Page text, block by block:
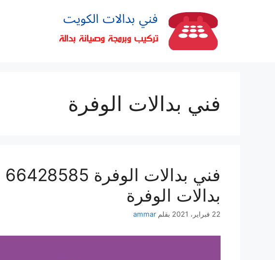
فني بدالات الوفرة
بدالات الوفرة
22 فبراير، 2021 بقلم ammar